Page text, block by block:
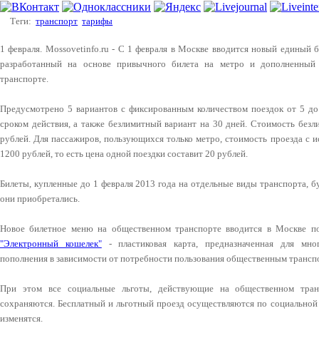
Теги: транспорт тарифы
1 февраля. Mossovetinfo.ru - С 1 февраля в Москве вводится новый единый
разработанный на основе привычного билета на метро и дополненный
транспорте.
Предусмотрено 5 вариантов с фиксированным количеством поездок от 5
сроком действия, а также безлимитный вариант на 30 дней. Стоимость
рублей. Для пассажиров, пользующихся только метро, стоимость проезда с
1200 рублей, то есть цена одной поездки составит 20 рублей.
Билеты, купленные до 1 февраля 2013 года на отдельные виды транспорта,
они приобретались.
Новое билетное меню на общественном транспорте вводится в Москве
"Электронный кошелек"- пластиковая карта, предназначенная для
пополнения в зависимости от потребности пользования общественным
При этом все социальные льготы, действующие на общественном
сохраняются. Бесплатный и льготный проезд осуществляются по
изменятся.